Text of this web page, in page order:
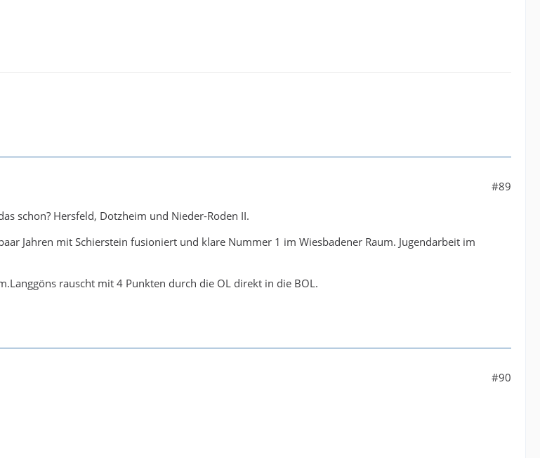
#89
schon? Hersfeld, Dotzheim und Nieder-Roden II.
Jahren mit Schierstein fusioniert und klare Nummer 1 im Wiesbadener Raum. Jugendarbeit im
rauscht mit 4 Punkten durch die OL direkt in die BOL.
#90